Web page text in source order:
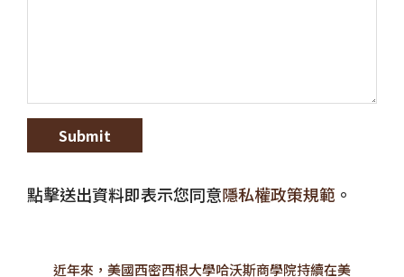
點擊送出資料即表示您同意隱私權政策規範 。
近年來，美國西密西根大學哈沃斯商學院持續在美